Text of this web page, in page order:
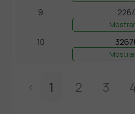
9
10
1 2 3